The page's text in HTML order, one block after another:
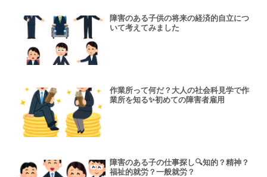
障害のある子供の将来の経済的自立につ
いて考えてみました
作業所って何だ？大人の社会科見学で作
業所を知る✨初めての障害者雇用
障害のある子の仕事探し🔍知的？精神？
福祉的就労？一般就労？